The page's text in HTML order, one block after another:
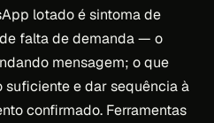
lotado é sintoma de
falta de demanda — o
mensagem; o que
suficiente e dar sequência à
confirmado. Ferramentas